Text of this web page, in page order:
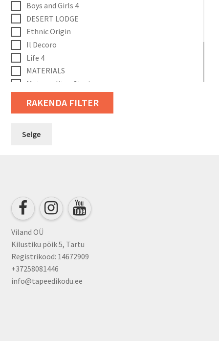
Boys and Girls 4
DESERT LODGE
Ethnic Origin
Il Decoro
Life 4
MATERIALS
Metropolitan Stories
Versace 4
RAKENDA FILTER
Selge
Viland OÜ
Kilustiku põik 5, Tartu
Registrikood: 14672909
+37258081446
info@tapeedikodu.ee